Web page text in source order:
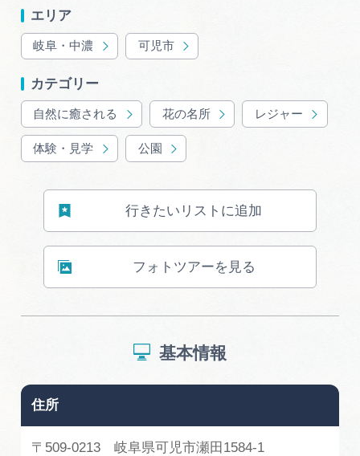
エリア
岐阜・中濃 可児市
カテゴリー
自然に癒される 花の名所 レジャー
体験・見学 公園
行きたいリストに追加
フォトツアーを見る
基本情報
住所
〒509-0213 岐阜県可児市瀬田1584-1